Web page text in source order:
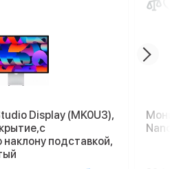
Display (MK0U3),
наклону подставкой,